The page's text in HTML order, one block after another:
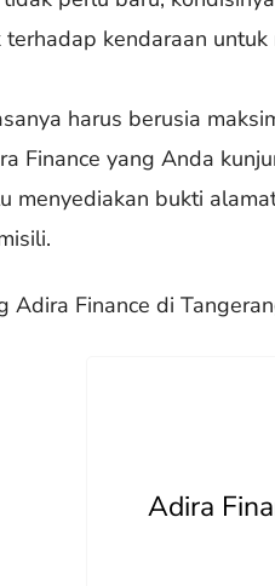
kendaraan
harus berusia
Finance yang Anda
menyediakan bukti
Adira Finance di
Adira